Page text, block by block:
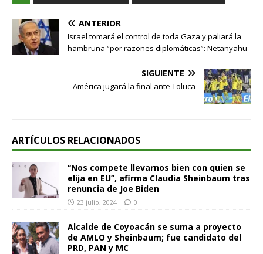
ANTERIOR
Israel tomará el control de toda Gaza y paliará la
hambruna “por razones diplomáticas”: Netanyahu
SIGUIENTE
América jugará la final ante Toluca
ARTÍCULOS RELACIONADOS
“Nos compete llevarnos bien con quien se
elija en EU”, afirma Claudia Sheinbaum tras
renuncia de Joe Biden
23 julio, 2024 0
Alcalde de Coyoacán se suma a proyecto
de AMLO y Sheinbaum; fue candidato del
PRD, PAN y MC